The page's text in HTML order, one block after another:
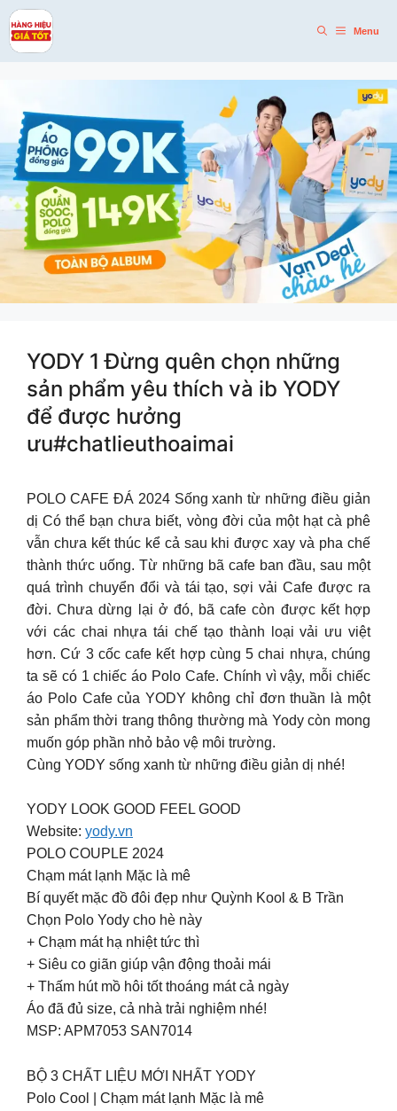
Skip
to
content
Menu
YODY 1 Đừng quên chọn những
sản phẩm yêu thích và ib YODY
để được hưởng
ưu#chatlieuthoaimai
POLO CAFE ĐÁ 2024 Sống xanh từ những điều giản
dị Có thể bạn chưa biết, vòng đời của một hạt cà phê
vẫn chưa kết thúc kể cả sau khi được xay và pha chế
thành thức uống. Từ những bã cafe ban đầu, sau một
quá trình chuyển đổi và tái tạo, sợi vải Cafe được ra
đời. Chưa dừng lại ở đó, bã cafe còn được kết hợp
với các chai nhựa tái chế tạo thành loại vải ưu việt
hơn. Cứ 3 cốc cafe kết hợp cùng 5 chai nhựa, chúng
ta sẽ có 1 chiếc áo Polo Cafe. Chính vì vậy, mỗi chiếc
áo Polo Cafe của YODY không chỉ đơn thuần là một
sản phẩm thời trang thông thường mà Yody còn mong
muốn góp phần nhỏ bảo vệ môi trường.
Cùng YODY sống xanh từ những điều giản dị nhé!
YODY LOOK GOOD FEEL GOOD
Website: yody.vn
POLO COUPLE 2024
Chạm mát lạnh Mặc là mê
Bí quyết mặc đồ đôi đẹp như Quỳnh Kool & B Trần
Chọn Polo Yody cho hè này
+ Chạm mát hạ nhiệt tức thì
+ Siêu co giãn giúp vận động thoải mái
+ Thấm hút mồ hôi tốt thoáng mát cả ngày
Áo đã đủ size, cả nhà trải nghiệm nhé!
MSP: APM7053 SAN7014
BỘ 3 CHẤT LIỆU MỚI NHẤT YODY
Polo Cool | Chạm mát lạnh Mặc là mê